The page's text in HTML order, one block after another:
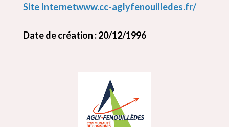
Site Internetwww.cc-aglyfenouilledes.fr/
Date de création : 20/12/1996